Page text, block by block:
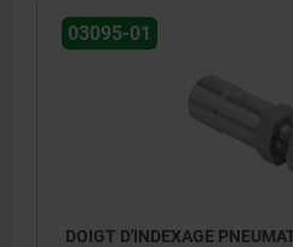
03095-01
DOIGT D'INDEXAGE